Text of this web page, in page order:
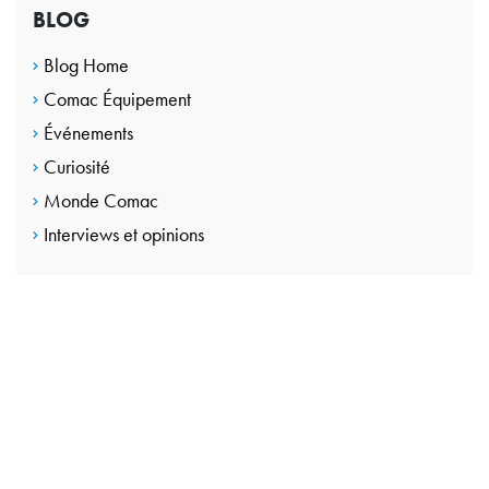
BLOG
Blog Home
Comac Équipement
Événements
Curiosité
Monde Comac
Interviews et opinions